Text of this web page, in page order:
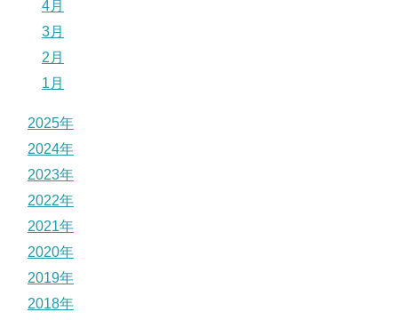
4月
3月
2月
1月
2025年
2024年
2023年
2022年
2021年
2020年
2019年
2018年